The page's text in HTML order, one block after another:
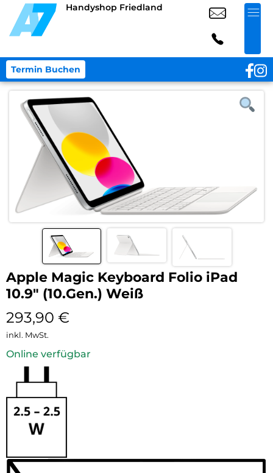
Handyshop Friedland
Termin Buchen
Apple Magic Keyboard Folio iPad
10.9″ (10.Gen.) Weiß
293,90 €
inkl. MwSt.
Online verfügbar